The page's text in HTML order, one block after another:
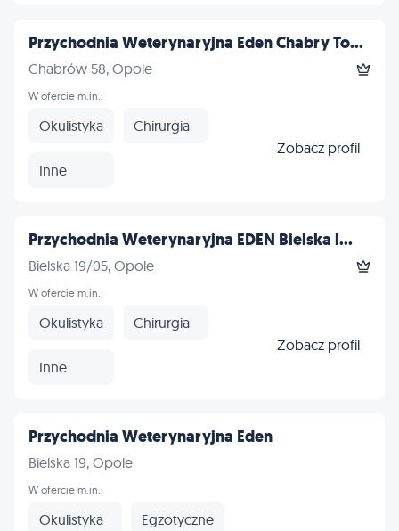
Przychodnia Weterynaryjna Eden Chabry To...
Chabrów 58, Opole
W ofercie m.in.:
Okulistyka Chirurgia
Inne
Zobacz profil
Przychodnia Weterynaryjna EDEN Bielska l...
Bielska 19/05, Opole
W ofercie m.in.:
Okulistyka Chirurgia
Inne
Zobacz profil
Przychodnia Weterynaryjna Eden
Bielska 19, Opole
W ofercie m.in.:
Okulistyka Egzotyczne